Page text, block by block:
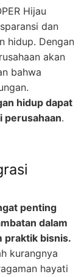
Hijau
dan
hidup. Dengan
akan
bahwa
hidup dapat
perusahaan.
penting
dalam
praktik bisnis.
kurangnya
hayati